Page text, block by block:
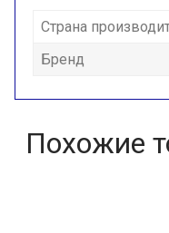
Страна
Бренд
Похожие